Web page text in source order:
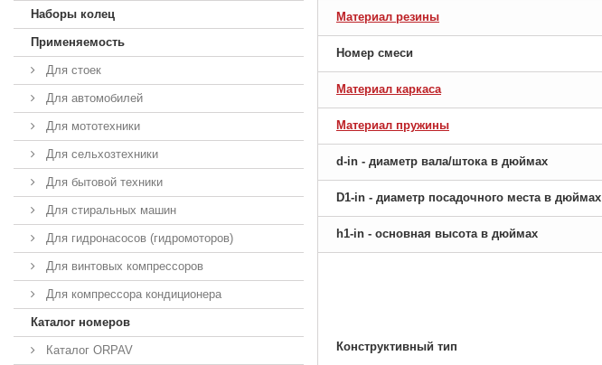
Наборы колец
Применяемость
Для стоек
Для автомобилей
Для мототехники
Для сельхозтехники
Для бытовой техники
Для стиральных машин
Для гидронасосов (гидромоторов)
Для винтовых компрессоров
Для компрессора кондиционера
Каталог номеров
Каталог ORPAV
Материал резины
Номер смеси
Материал каркаса
Материал пружины
d-in - диаметр вала/штока в дюймах
D1-in - диаметр посадочного места в дюймах
h1-in - основная высота в дюймах
Конструктивный тип